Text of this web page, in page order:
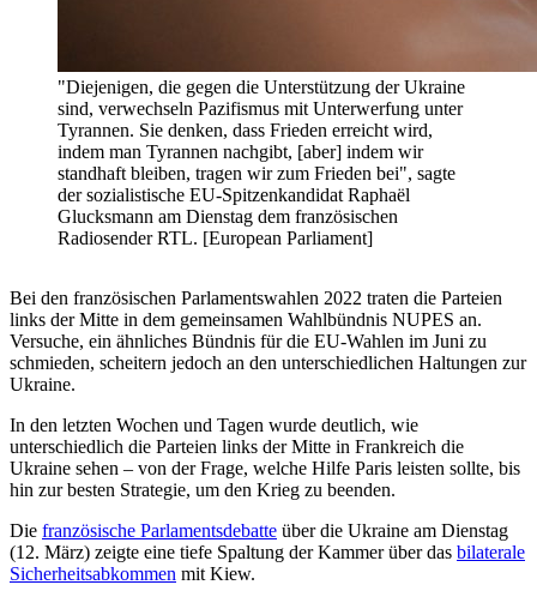
"Diejenigen, die gegen die Unterstützung der Ukraine
sind, verwechseln Pazifismus mit Unterwerfung unter
Tyrannen. Sie denken, dass Frieden erreicht wird,
indem man Tyrannen nachgibt, [aber] indem wir
standhaft bleiben, tragen wir zum Frieden bei", sagte
der sozialistische EU-Spitzenkandidat Raphaël
Glucksmann am Dienstag dem französischen
Radiosender RTL. [European Parliament]
Bei den französischen Parlamentswahlen 2022 traten die Parteien
links der Mitte in dem gemeinsamen Wahlbündnis NUPES an.
Versuche, ein ähnliches Bündnis für die EU-Wahlen im Juni zu
schmieden, scheitern jedoch an den unterschiedlichen Haltungen zur
Ukraine.
In den letzten Wochen und Tagen wurde deutlich, wie
unterschiedlich die Parteien links der Mitte in Frankreich die
Ukraine sehen – von der Frage, welche Hilfe Paris leisten sollte, bis
hin zur besten Strategie, um den Krieg zu beenden.
Die französische Parlamentsdebatte über die Ukraine am Dienstag
(12. März) zeigte eine tiefe Spaltung der Kammer über das bilaterale
Sicherheitsabkommen mit Kiew.